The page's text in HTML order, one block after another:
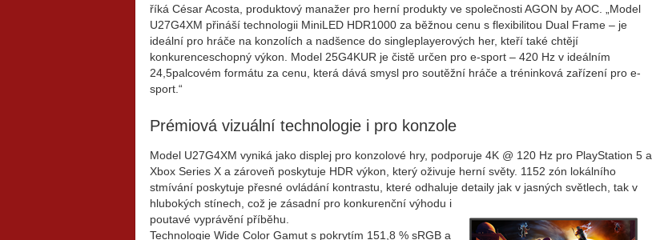
říká César Acosta, produktový manažer pro herní produkty ve společnosti AGON by AOC. „Model
U27G4XM přináší technologii MiniLED HDR1000 za běžnou cenu s flexibilitou Dual Frame – je
ideální pro hráče na konzolích a nadšence do singleplayerových her, kteří také chtějí
konkurenceschopný výkon. Model 25G4KUR je čistě určen pro e-sport – 420 Hz v ideálním
24,5palcovém formátu za cenu, která dává smysl pro soutěžní hráče a tréninková zařízení pro e-
sport.“
Prémiová vizuální technologie i pro konzole
Model U27G4XM vyniká jako displej pro konzolové hry, podporuje 4K @ 120 Hz pro PlayStation 5 a
Xbox Series X a zároveň poskytuje HDR výkon, který oživuje herní světy. 1152 zón lokálního
stmívání poskytuje přesné ovládání kontrastu, které odhaluje detaily jak v jasných světlech, tak v
hlubokých stínech, což je zásadní pro konkurenční výhodu i
poutavé vyprávění příběhu.
Technologie Wide Color Gamut s pokrytím 151,8 % sRGB a